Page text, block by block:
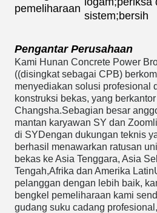
pemeliharaan
sistem;bersih
Pengantar Perusahaan
Kami Hunan Concrete Power
((disingkat sebagai CPB)
menyediakan solusi profesional
konstruksi bekas, yang
Changsha.Sebagian besar
mantan karyawan SY dan
di SYDengan dukungan teknis
berhasil menawarkan ratusan
bekas ke Asia Tenggara, Asia
Tengah,Afrika dan Amerika
pelanggan dengan lebih baik,
bengkel pemeliharaan kami
gudang suku cadang